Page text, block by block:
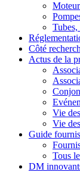
Côté
Actus de la
Vie
Vie
Guide
Tous
DM